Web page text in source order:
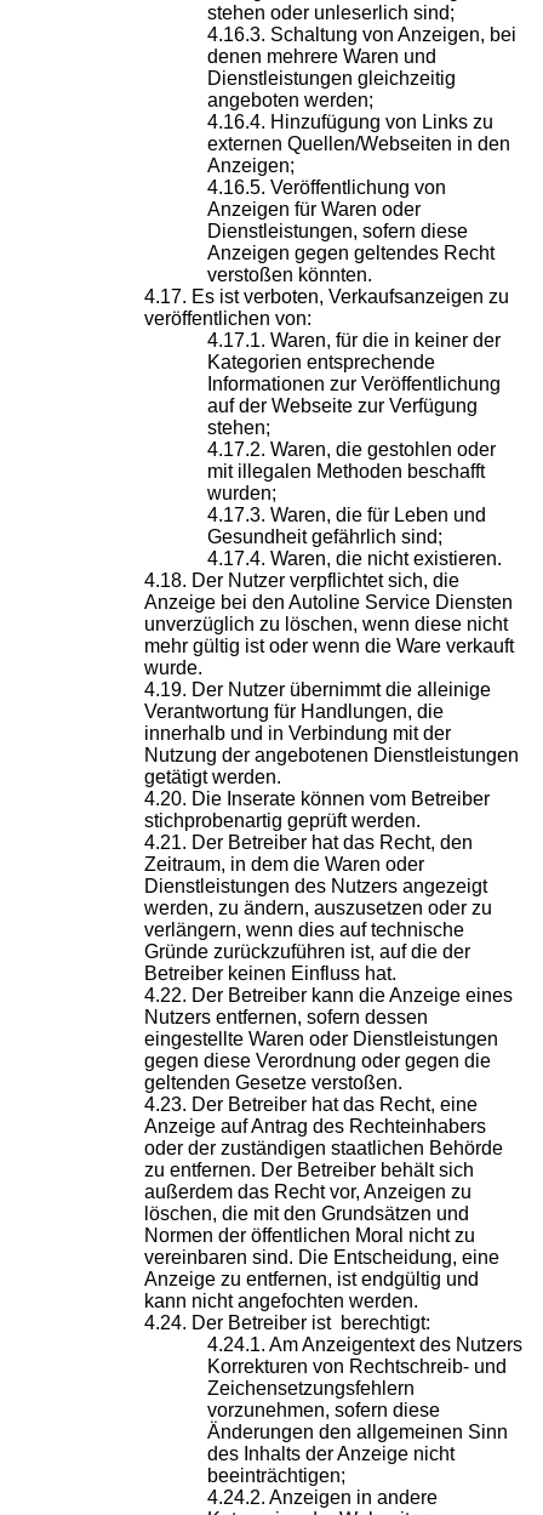
stehen oder unleserlich sind;
Schaltung von Anzeigen, bei
denen mehrere Waren und
Dienstleistungen gleichzeitig
angeboten werden;
Hinzufügung von Links zu
externen Quellen/Webseiten in den
Anzeigen;
Veröffentlichung von
Anzeigen für Waren oder
Dienstleistungen, sofern diese
Anzeigen gegen geltendes Recht
verstoßen könnten.
Es ist verboten, Verkaufsanzeigen zu
veröffentlichen von:
Waren, für die in keiner der
Kategorien entsprechende
Informationen zur Veröffentlichung
auf der Webseite zur Verfügung
stehen;
Waren, die gestohlen oder
mit illegalen Methoden beschafft
wurden;
Waren, die für Leben und
Gesundheit gefährlich sind;
Waren, die nicht existieren.
Der Nutzer verpflichtet sich, die
Anzeige bei den Autoline Service Diensten
unverzüglich zu löschen, wenn diese nicht
mehr gültig ist oder wenn die Ware verkauft
wurde.
Der Nutzer übernimmt die alleinige
Verantwortung für Handlungen, die
innerhalb und in Verbindung mit der
Nutzung der angebotenen Dienstleistungen
getätigt werden.
Die Inserate können vom Betreiber
stichprobenartig geprüft werden.
Der Betreiber hat das Recht, den
Zeitraum, in dem die Waren oder
Dienstleistungen des Nutzers angezeigt
werden, zu ändern, auszusetzen oder zu
verlängern, wenn dies auf technische
Gründe zurückzuführen ist, auf die der
Betreiber keinen Einfluss hat.
Der Betreiber kann die Anzeige eines
Nutzers entfernen, sofern dessen
eingestellte Waren oder Dienstleistungen
gegen diese Verordnung oder gegen die
geltenden Gesetze verstoßen.
Der Betreiber hat das Recht, eine
Anzeige auf Antrag des Rechteinhabers
oder der zuständigen staatlichen Behörde
zu entfernen. Der Betreiber behält sich
außerdem das Recht vor, Anzeigen zu
löschen, die mit den Grundsätzen und
Normen der öffentlichen Moral nicht zu
vereinbaren sind. Die Entscheidung, eine
Anzeige zu entfernen, ist endgültig und
kann nicht angefochten werden.
Der Betreiber ist berechtigt:
Am Anzeigentext des Nutzers
Korrekturen von Rechtschreib- und
Zeichensetzungsfehlern
vorzunehmen, sofern diese
Änderungen den allgemeinen Sinn
des Inhalts der Anzeige nicht
beeinträchtigen;
Anzeigen in andere